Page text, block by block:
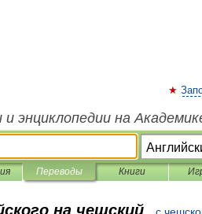
и энциклопедии на
Переводы Книги
на чешский